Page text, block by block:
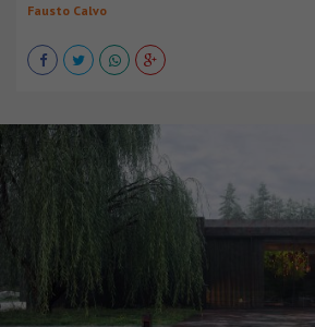
Fausto Calvo